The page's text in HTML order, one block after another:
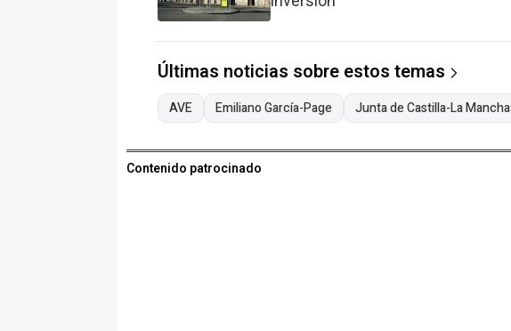
Últimas noticias sobre estos temas
AVE Emiliano García-Page Junta de Castilla-La Mancha
Contenido patrocinado